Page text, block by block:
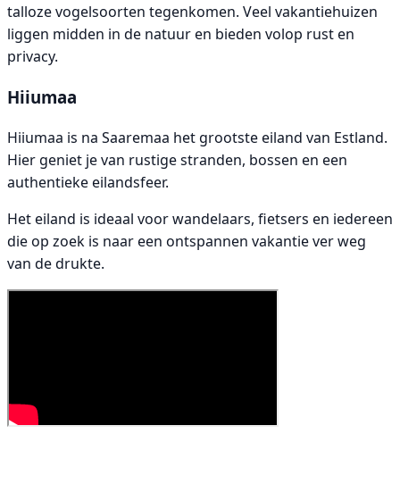
talloze vogelsoorten tegenkomen. Veel vakantiehuizen
liggen midden in de natuur en bieden volop rust en
privacy.
Hiiumaa
Hiiumaa is na Saaremaa het grootste eiland van Estland.
Hier geniet je van rustige stranden, bossen en een
authentieke eilandsfeer.
Het eiland is ideaal voor wandelaars, fietsers en iedereen
die op zoek is naar een ontspannen vakantie ver weg
van de drukte.